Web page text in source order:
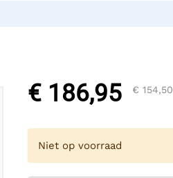
€ 186,95 € 154,50
Niet op voorraad